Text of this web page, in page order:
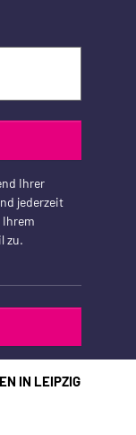
Ihrer
jederzeit
zu.
IN LEIPZIG